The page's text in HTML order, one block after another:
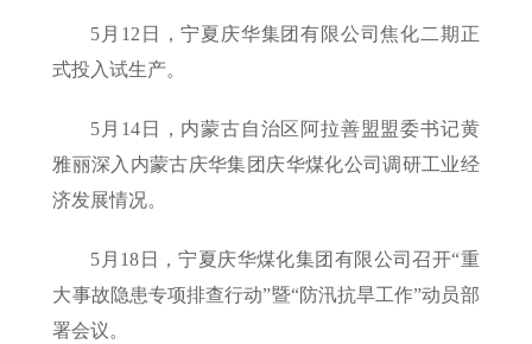
5月12日，宁夏庆华集团有限公司焦化二期正
式投入试生产。
5月14日，内蒙古自治区阿拉善盟盟委书记黄
雅丽深入内蒙古庆华集团庆华煤化公司调研工业经
济发展情况。
5月18日，宁夏庆华煤化集团有限公司召开“重
大事故隐患专项排查行动”暨“防汛抗旱工作”动员部
署会议。